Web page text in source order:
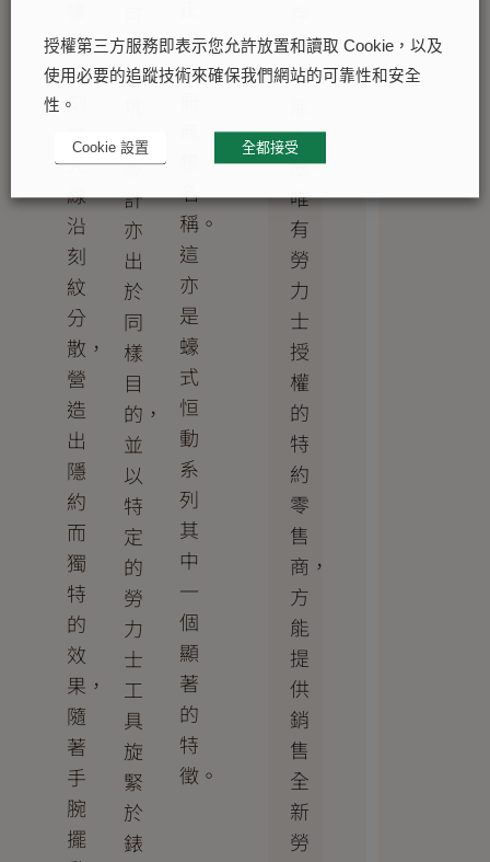
展
的
刻
光
線
沿
刻
紋
分
散，
營
造
出
隱
約
而
獨
特
的
效
果，
隨
著
手
腕
擺
見
的
紋
設
計
亦
出
於
同
樣
目
的，
並
以
特
定
的
勞
力
士
工
具
旋
緊
於
錶
式
註
名
稱。
這
亦
是
蠔
式
恒
動
系
列
其
中
一
個
顯
著
的
特
徵。
貨
可
有
限。
唯
有
勞
力
士
授
權
的
特
約
零
售
商，
方
能
提
供
銷
售
全
新
勞
授權第三方服務即表示您允許放置和讀取 Cookie，以及
使用必要的追蹤技術來確保我們網站的可靠性和安全
性。
Cookie 設置 全都接受